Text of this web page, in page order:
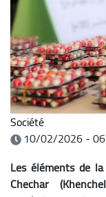
Société
10/02/2026 -
Les éléments de
Chechar